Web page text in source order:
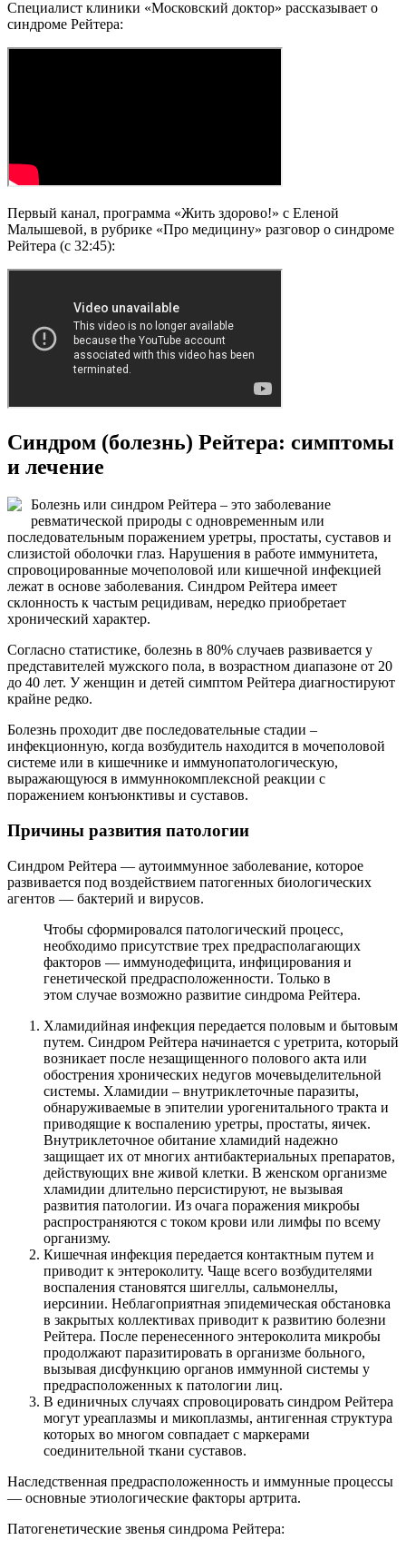
Специалист клиники «Московский доктор» рассказывает о
синдроме Рейтера:
Первый канал, программа «Жить здорово!» с Еленой
Малышевой, в рубрике «Про медицину» разговор о синдроме
Рейтера (с 32:45):
Синдром (болезнь) Рейтера: симптомы
и лечение
Болезнь или синдром Рейтера – это заболевание
ревматической природы с одновременным или
последовательным поражением уретры, простаты, суставов и
слизистой оболочки глаз. Нарушения в работе иммунитета,
спровоцированные мочеполовой или кишечной инфекцией
лежат в основе заболевания. Синдром Рейтера имеет
склонность к частым рецидивам, нередко приобретает
хронический характер.
Согласно статистике, болезнь в 80% случаев развивается у
представителей мужского пола, в возрастном диапазоне от 20
до 40 лет. У женщин и детей симптом Рейтера диагностируют
крайне редко.
Болезнь проходит две последовательные стадии –
инфекционную, когда возбудитель находится в мочеполовой
системе или в кишечнике и иммунопатологическую,
выражающуюся в иммуннокомплексной реакции с
поражением конъюнктивы и суставов.
Причины развития патологии
Синдром Рейтера — аутоиммунное заболевание, которое
развивается под воздействием патогенных биологических
агентов — бактерий и вирусов.
Чтобы сформировался патологический процесс,
необходимо присутствие трех предрасполагающих
факторов — иммунодефицита, инфицирования и
генетической предрасположенности. Только в
этом случае возможно развитие синдрома Рейтера.
Хламидийная инфекция передается половым и бытовым
путем. Синдром Рейтера начинается с уретрита, который
возникает после незащищенного полового акта или
обострения хронических недугов мочевыделительной
системы. Хламидии – внутриклеточные паразиты,
обнаруживаемые в эпителии урогенитального тракта и
приводящие к воспалению уретры, простаты, яичек.
Внутриклеточное обитание хламидий надежно
защищает их от многих антибактериальных препаратов,
действующих вне живой клетки. В женском организме
хламидии длительно персистируют, не вызывая
развития патологии. Из очага поражения микробы
распространяются с током крови или лимфы по всему
организму.
Кишечная инфекция передается контактным путем и
приводит к энтероколиту. Чаще всего возбудителями
воспаления становятся шигеллы, сальмонеллы,
иерсинии. Неблагоприятная эпидемическая обстановка
в закрытых коллективах приводит к развитию болезни
Рейтера. После перенесенного энтероколита микробы
продолжают паразитировать в организме больного,
вызывая дисфункцию органов иммунной системы у
предрасположенных к патологии лиц.
В единичных случаях спровоцировать синдром Рейтера
могут уреаплазмы и микоплазмы, антигенная структура
которых во многом совпадает с маркерами
соединительной ткани суставов.
Наследственная предрасположенность и иммунные процессы
— основные этиологические факторы артрита.
Патогенетические звенья синдрома Рейтера: